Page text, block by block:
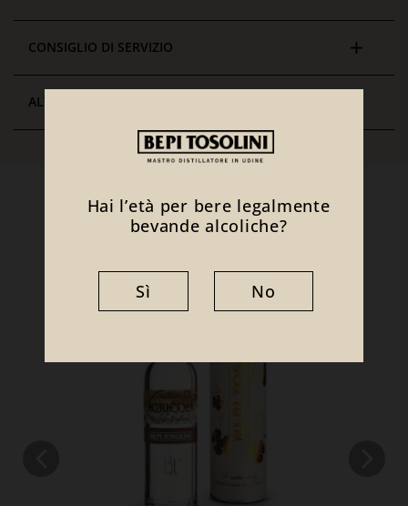
CONSIGLIO DI SERVIZIO
ALTRE CURIOSITÀ
Ti potrebbe interessare anche
Hai l’età per bere legalmente
bevande alcoliche?
No
Sì